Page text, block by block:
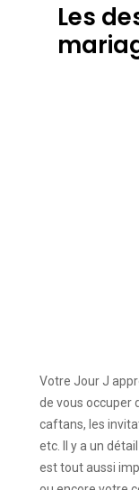
Les
Votre Jour J
de vous occuper
caftans, les
etc. Il y a un
est tout aussi